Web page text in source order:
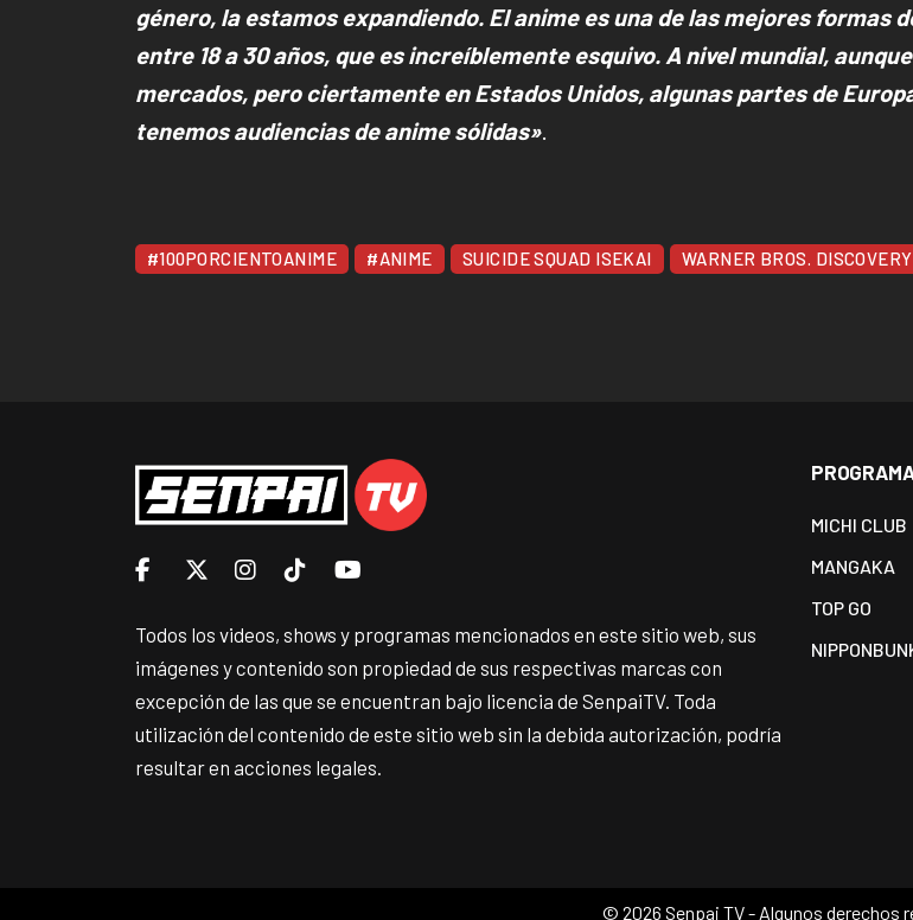
género, la estamos expandiendo. El anime es una de las mejores formas
entre 18 a 30 años, que es increíblemente esquivo. A nivel mundial,
mercados, pero ciertamente en Estados Unidos, algunas partes de
tenemos audiencias de anime sólidas».
#100PORCIENTOANIME #ANIME SUICIDE SQUAD ISEKAI WARNER BROS. DISCOVERY
Todos los videos, shows y programas mencionados en este sitio web, sus
imágenes y contenido son propiedad de sus respectivas marcas con
excepción de las que se encuentran bajo licencia de SenpaiTV. Toda
utilización del contenido de este sitio web sin la debida autorización, podría
resultar en acciones legales.
MICHI CLUB
MANGAKA
TOP GO
© 2026 Senpai TV - Algunos derechos